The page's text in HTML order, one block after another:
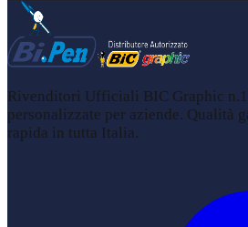
Rivenditori Ufficiali BIC Graphic
personalizzate per aziende. Qualità
rapida in tutta Italia.